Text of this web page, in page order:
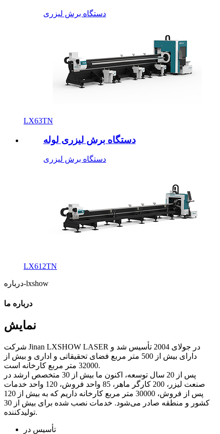
دستگاه برش لیزری
LX63TN
دستگاه برش لیزری لوله
دستگاه برش لیزری
LX612TN
درباره-lxshow
درباره ما
نمایش
شرکت Jinan LXSHOW LASER در جولای 2004 تأسیس شد و
دارای بیش از 500 متر مربع فضای تحقیقاتی و اداری و بیش از
32000 متر مربع کارخانه است.
پس از 20 سال توسعه، اکنون ما بیش از 30 متخصص ارشد در
صنعت لیزر، 200 کارگر ماهر، 85 واحد فروش، 120 واحد خدمات
پس از فروش، 30000 متر مربع کارخانه داریم که به بیش از 120
کشور و منطقه صادر می‌شود. خدمات نصب شده برای بیش از 30
تولیدکننده.
تأسیس در